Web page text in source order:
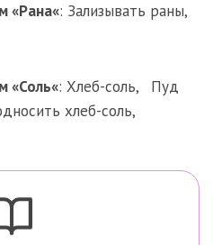
«Рана«: Зализывать раны,
«Соль«: Хлеб-соль, Пуд
хлеб-соль,